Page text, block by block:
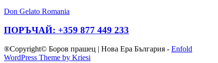
Don Gelato Romania
ПОРЪЧАЙ: +359 877 449 233
®Copyright© Боров прашец | Нова Ера България - Enfold
WordPress Theme by Kriesi